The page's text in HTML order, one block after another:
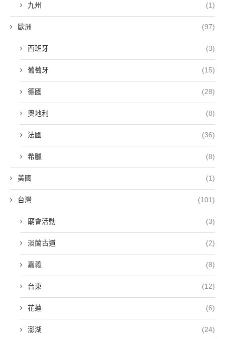
九州 (1)
歐洲 (97)
西班牙 (3)
葡萄牙 (15)
德國 (28)
奧地利 (8)
法國 (36)
希臘 (8)
美國 (1)
台灣 (101)
廟會活動 (3)
淡蘭古道 (2)
嘉義 (8)
台東 (12)
花蓮 (6)
澎湖 (24)